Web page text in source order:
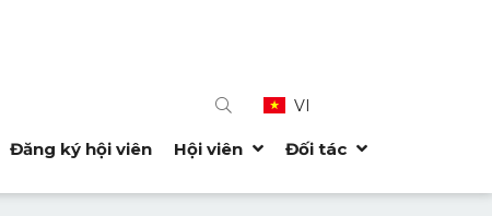
VI
Đăng ký hội viên Hội viên Đối tác